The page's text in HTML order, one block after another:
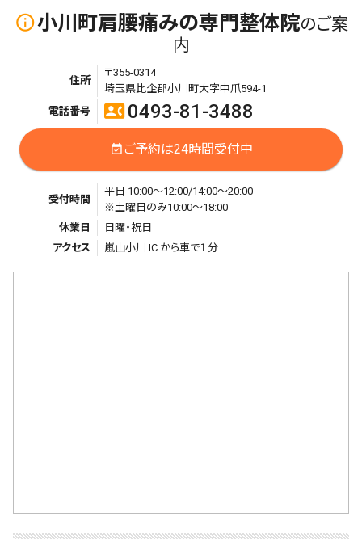
info_outline小川町肩腰痛みの専門整体院のご案
内
住所
〒355-0314
埼玉県比企郡小川町大字中爪594-1
電話番号
contact_phone 0493-81-3488
event_available ご予約は24時間受付中
受付時間
平日 10:00～12:00/14:00～20:00
※土曜日のみ10:00～18:00
休業日
日曜・祝日
アクセス
嵐山小川 IC から車で１分